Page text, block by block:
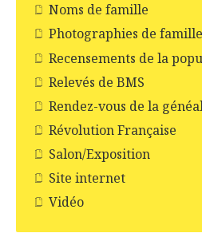
Noms de famille
Photographies de famille
Recensements de la
Relevés de BMS
Rendez-vous de la
Révolution Française
Salon/Exposition
Site internet
Vidéo